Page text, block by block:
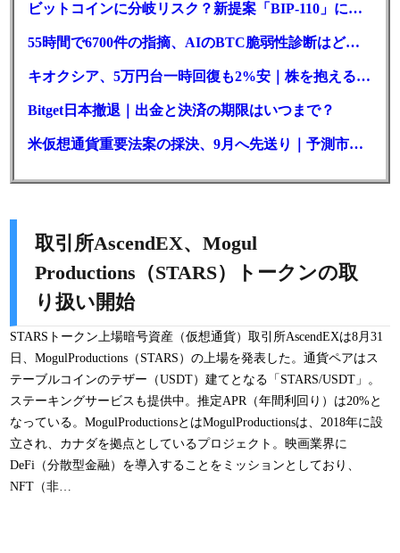
ビットコインに分岐リスク？新提案「BIP-110」に期限迫る
55時間で6700件の指摘、AIのBTC脆弱性診断はどこまで本物か
キオクシア、5万円台一時回復も2%安｜株を抱える東芝は純利益30倍
Bitget日本撤退｜出金と決済の期限はいつまで？
米仮想通貨重要法案の採決、9月へ先送り｜予測市場の成立確率は14%に
取引所AscendEX、Mogul
Productions（STARS）トークンの取
り扱い開始
STARSトークン上場暗号資産（仮想通貨）取引所AscendEXは8月31
日、MogulProductions（STARS）の上場を発表した。通貨ペアはス
テーブルコインのテザー（USDT）建てとなる「STARS/USDT」。
ステーキングサービスも提供中。推定APR（年間利回り）は20%と
なっている。MogulProductionsとはMogulProductionsは、2018年に設
立され、カナダを拠点としているプロジェクト。映画業界に
DeFi（分散型金融）を導入することをミッションとしており、
NFT（非…